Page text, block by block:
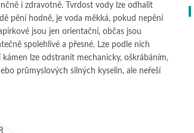
i zdravotně. Tvrdost vody lze odhalit
pění hodně, je voda měkká, pokud nepění
jsou jen orientační, občas jsou
spolehlivé a přesné. Lze podle nich
lze odstranit mechanicky, oškrábáním,
průmyslových silných kyselin, ale neřeší